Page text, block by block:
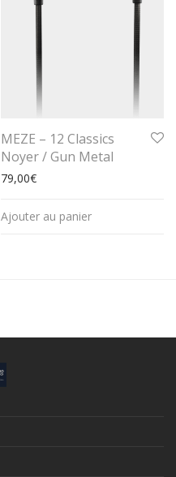
MEZE – 12 Classics
Noyer / Gun Metal
79,00€
Ajouter au panier